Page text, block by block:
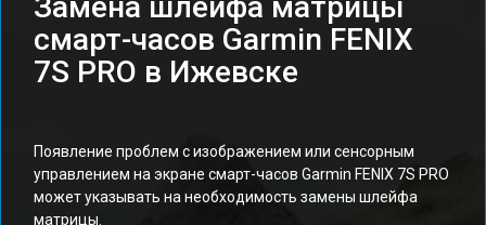
смарт-часов Garmin FENIX
7S PRO в Ижевске
Появление проблем с изображением или сенсорным
управлением на экране смарт-часов Garmin FENIX 7S PRO
может указывать на необходимость замены шлейфа
матрицы.